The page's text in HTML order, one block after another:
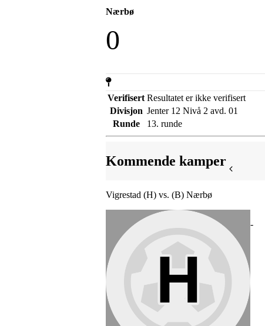
Nærbø
0
Verifisert Resultatet er ikke verifisert
Divisjon Jenter 12 Nivå 2 avd. 01
Runde
13. runde
Kommende kamper
Vigrestad (H) vs. (B) Nærbø
-